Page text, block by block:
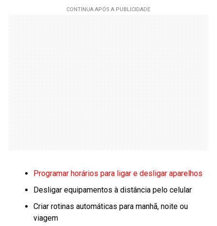
Programar horários para ligar e desligar aparelhos
Desligar equipamentos à distância pelo celular
Criar rotinas automáticas para manhã, noite ou
viagem